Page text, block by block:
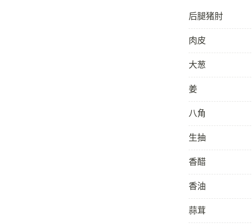
后腿猪肘
肉皮
大葱
姜
八角
生抽
香醋
香油
蒜茸